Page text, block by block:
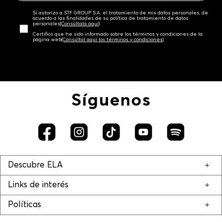
Sí autorizo a STF GROUP S.A. el tratamiento de mis datos personales, de
acuerdo a las finalidades de su política de tratamiento de datos
personales‎(Consúltala aquí)
Certifico que he sido informado sobre los términos y condiciones de la
página web‎(Consúltal aquí los términos y condiciones)
Síguenos
Descubre ELA
Links de interés
Políticas